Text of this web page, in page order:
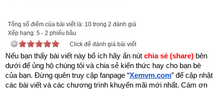
Tổng số điểm của bài viết là: 10 trong 2 đánh giá
Xếp hạng: 5 - 2 phiếu bầu
Click để đánh giá bài viết
Nếu bạn thấy bài viết này bổ ích hãy ấn nút chia sẻ (share) bên
dưới để ủng hộ chúng tôi và chia sẻ kiến thức hay cho bạn bè
của bạn. Đừng quên truy cập fanpage “Xemvm.com” để cập nhật
các bài viết và các chương trình khuyến mãi mới nhất. Cám ơn